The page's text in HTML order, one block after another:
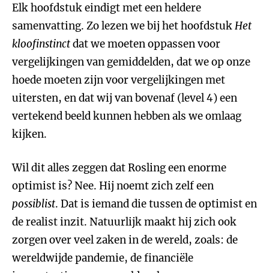
Elk hoofdstuk eindigt met een heldere
samenvatting. Zo lezen we bij het hoofdstukHet
kloofinstinctdat we moeten oppassen voor
vergelijkingen van gemiddelden, dat we op onze
hoede moeten zijn voor vergelijkingen met
uitersten, en dat wij van bovenaf (level 4) een
vertekend beeld kunnen hebben als we omlaag
kijken.
Wil dit alles zeggen dat Rosling een enorme
optimist is? Nee. Hij noemt zich zelf een
possiblist. Dat is iemand die tussen de optimist en
de realist inzit. Natuurlijk maakt hij zich ook
zorgen over veel zaken in de wereld, zoals: de
wereldwijde pandemie, de financiële